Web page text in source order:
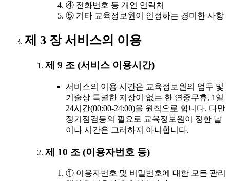
④ 전화번호 등 개인 연락처
⑤ 기타 교육정보원이 인정하는 경미한 사항
제 3 장 서비스의 이용
제 9 조 (서비스 이용시간)
서비스의 이용 시간은 교육정보원의 업무 및
기술상 특별한 지장이 없는 한 연중무휴, 1일
24시간(00:00-24:00)을 원칙으로 합니다. 다만
정기점검등의 필요로 교육정보원이 정한 날
이나 시간은 그러하지 아니합니다.
제 10 조 (이용자번호 등)
① 이용자번호 및 비밀번호에 대한 모든 관리